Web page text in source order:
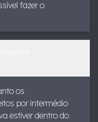
fazer o
os
por intermédio
estiver dentro do